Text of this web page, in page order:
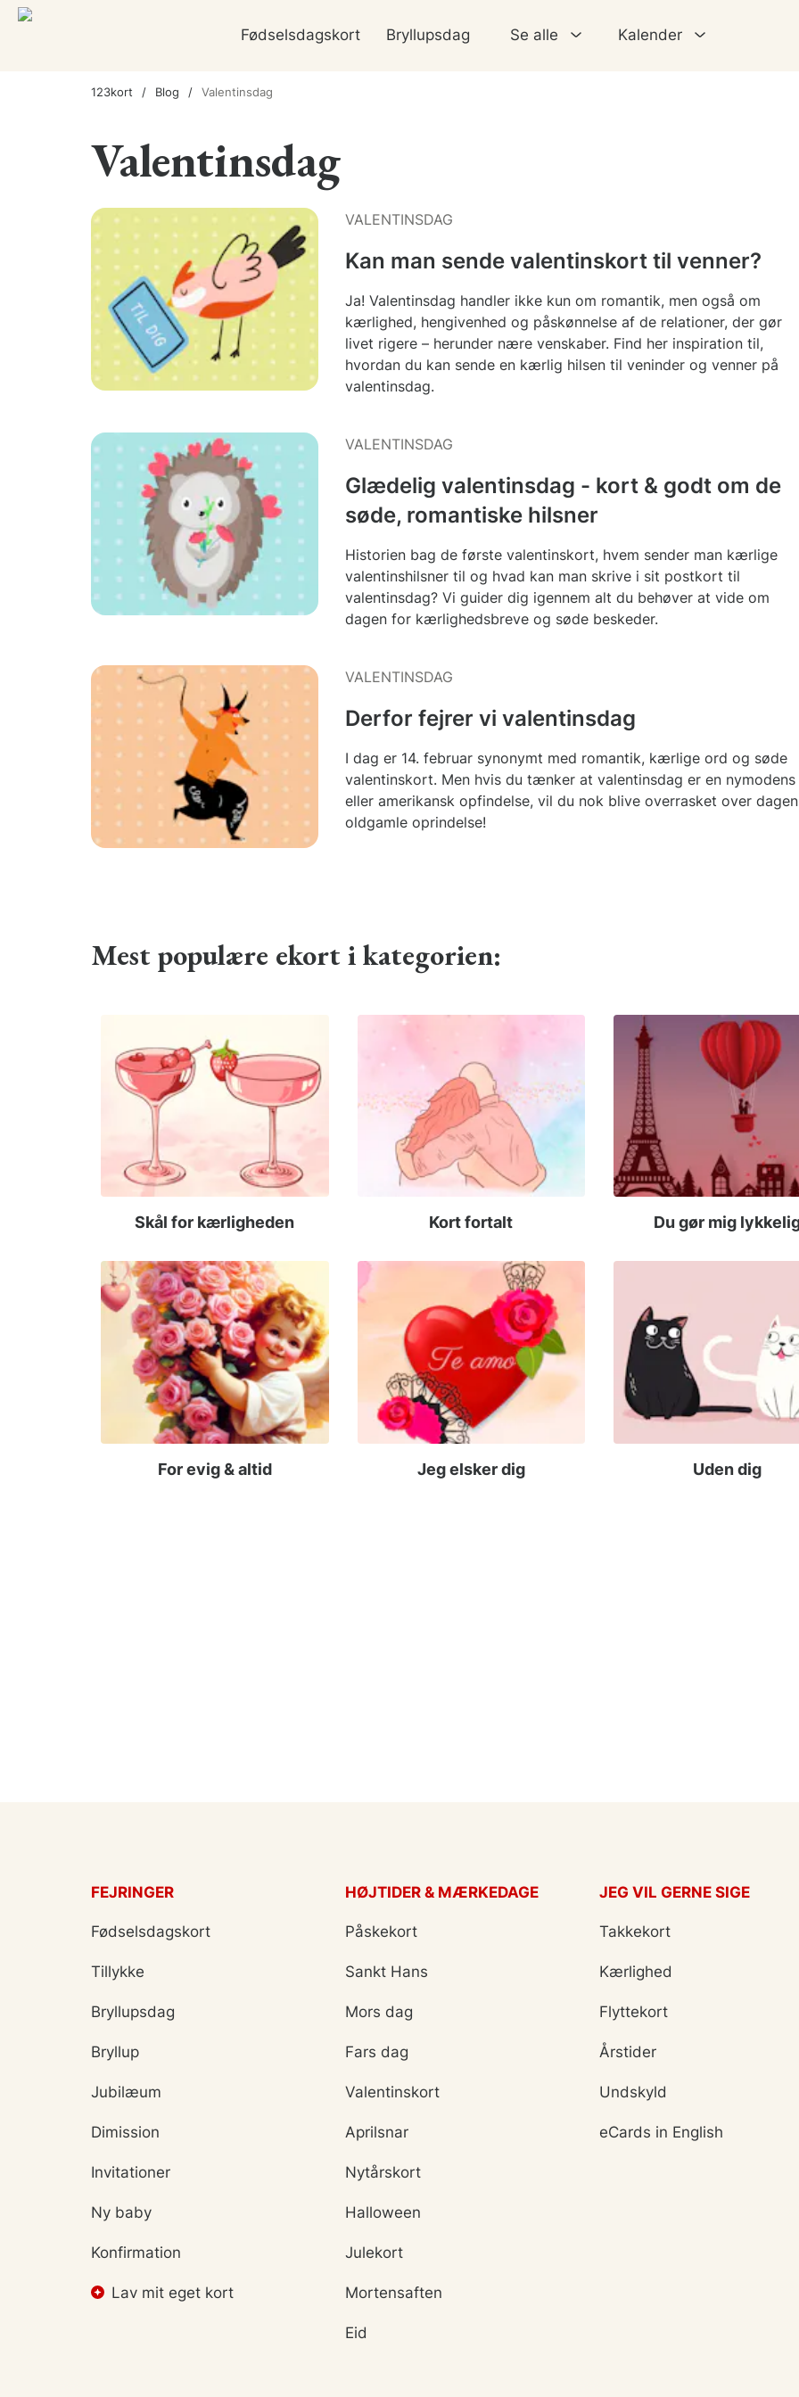
Fødselsdagskort Bryllupsdag Se alle Kalender
123kort Blog Valentinsdag
Valentinsdag
VALENTINSDAG
Kan man sende valentinskort til venner?
Ja! Valentinsdag handler ikke kun om romantik, men også om
kærlighed, hengivenhed og påskønnelse af de relationer, der gør
livet rigere – herunder nære venskaber. Find her inspiration til,
hvordan du kan sende en kærlig hilsen til veninder og venner på
valentinsdag.
VALENTINSDAG
Glædelig valentinsdag - kort & godt om de
søde, romantiske hilsner
Historien bag de første valentinskort, hvem sender man kærlige
valentinshilsner til og hvad kan man skrive i sit postkort til
valentinsdag? Vi guider dig igennem alt du behøver at vide om
dagen for kærlighedsbreve og søde beskeder.
VALENTINSDAG
Derfor fejrer vi valentinsdag
I dag er 14. februar synonymt med romantik, kærlige ord og søde
valentinskort. Men hvis du tænker at valentinsdag er en nymodens
eller amerikansk opfindelse, vil du nok blive overrasket over
oldgamle oprindelse!
Mest populære ekort i kategorien:
Skål for kærligheden Kort fortalt Du gør mig
For evig & altid Jeg elsker dig Uden dig
FEJRINGER
Fødselsdagskort
Tillykke
Bryllupsdag
Bryllup
Jubilæum
Dimission
Invitationer
Ny baby
Konfirmation
Lav mit eget kort
HØJTIDER & MÆRKEDAGE
Påskekort
Sankt Hans
Mors dag
Fars dag
Valentinskort
Aprilsnar
Nytårskort
Halloween
Julekort
Mortensaften
Eid
JEG VIL GERNE SIGE
Takkekort
Kærlighed
Flyttekort
Årstider
Undskyld
eCards in English